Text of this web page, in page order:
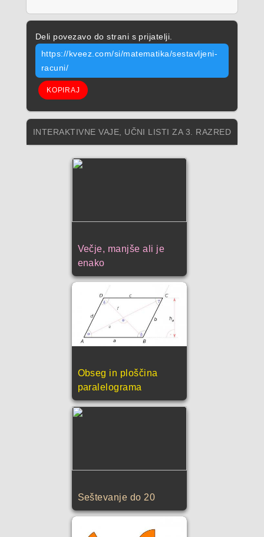
Deli povezavo do strani s prijatelji.
https://kveez.com/si/matematika/sestavljeni-
racuni/
KOPIRAJ
INTERAKTIVNE VAJE, UČNI LISTI ZA 3. RAZRED
Večje, manjše ali je
enako
Obseg in ploščina
paralelograma
Seštevanje do 20